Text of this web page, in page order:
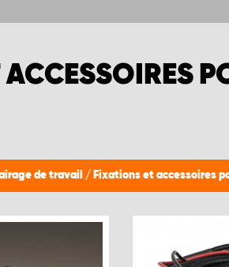
ACCESSOIRES
de travail / Fixations et accessoires